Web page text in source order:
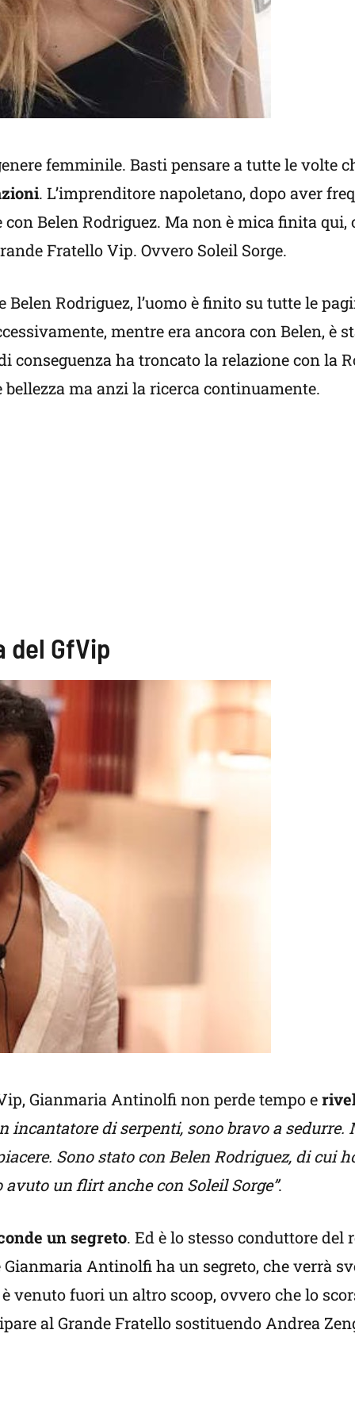
femminile. Basti pensare a tutte le volte
. L’imprenditore napoletano, dopo aver
Belen Rodriguez. Ma non è mica finita qui,
Fratello Vip. Ovvero Soleil Sorge.
Rodriguez, l’uomo è finito su tutte le
mentre era ancora con Belen, è
conseguenza ha troncato la relazione con la
ma anzi la ricerca continuamente.
GfVip
Gianmaria Antinolfi non perde tempo e
incantatore di serpenti, sono bravo a sedurre.
Sono stato con Belen Rodriguez, di cui
un flirt anche con Soleil Sorge”.
un segreto. Ed è lo stesso conduttore del
Antinolfi ha un segreto, che verrà
venuto fuori un altro scoop, ovvero che lo
al Grande Fratello sostituendo Andrea